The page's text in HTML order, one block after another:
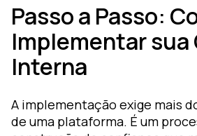
Passo a Passo:
Implementar sua
Interna
A implementação exige mais
de uma plataforma. É um